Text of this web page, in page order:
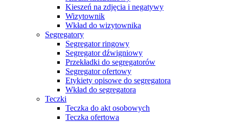
Kieszeń na zdjęcia i negatywy
Wizytownik
Wkład do wizytownika
Segregatory
Segregator ringowy
Segregator dźwigniowy
Przekładki do segregatorów
Segregator ofertowy
Etykiety opisowe do segregatora
Wkład do segregatora
Teczki
Teczka do akt osobowych
Teczka ofertowa